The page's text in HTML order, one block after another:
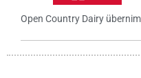
Open Country Dairy